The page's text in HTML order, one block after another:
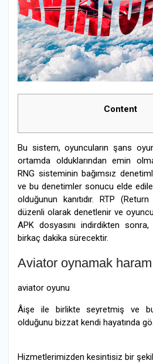
Content
Bu sistem, oyuncuların şans
ortamda olduklarından emin
RNG sisteminin bağımsız
ve bu denetimler sonucu elde
olduğunun kanıtıdır. RTP
düzenli olarak denetlenir ve
APK dosyasını indirdikten
birkaç dakika sürecektir.
Aviator oynamak haram
aviator oyunu
Âişe ile birlikte seyretmiş ve
olduğunu bizzat kendi hayatında
Hizmetlerimizden kesintisiz bir